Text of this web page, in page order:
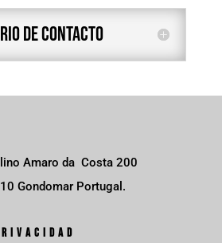
de contacto
Amaro da Costa 200
Gondomar Portugal.